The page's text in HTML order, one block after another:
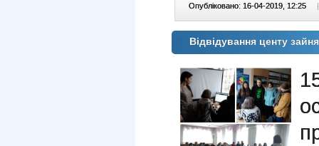
Опубліковано: 16-04-2019, 12:25 |
Відвідування центу